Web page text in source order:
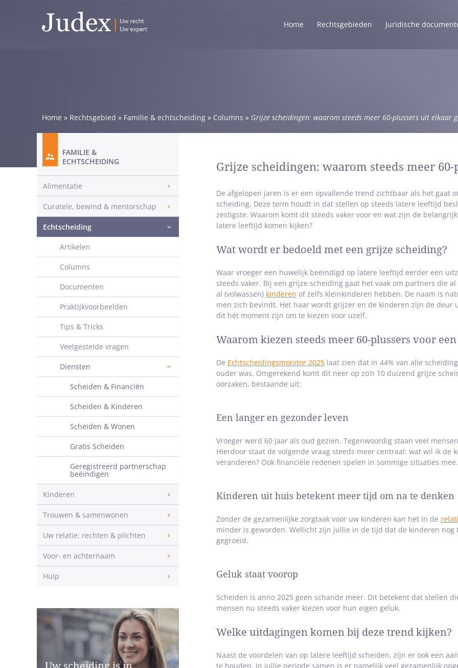
Home Rechtsgebieden Juridische
Home » Rechtsgebied » Familie & echtscheiding » Columns » Grijze scheidingen: waarom steeds meer 60-plussers uit elkaar
Grijze scheidingen: waarom steeds meer
De afgelopen jaren is er een opvallende trend zichtbaar als het gaat
scheiding. Deze term houdt in dat stellen op steeds latere leeftijd
zestigste. Waarom komt dit steeds vaker voor en wat zijn de
latere leeftijd komen kijken?
Wat wordt er bedoeld met een grijze scheiding?
Waar vroeger een huwelijk beëindigd op latere leeftijd eerder een
steeds vaker. Bij een grijze scheiding gaat het vaak om partners die
al (volwassen) kinderen of zelfs kleinkinderen hebben. De naam is
men zich bevindt. Het haar wordt grijzer en de kinderen zijn de deur
dit hét moment zijn om te kiezen voor uzelf.
Waarom kiezen steeds meer 60-plussers voor
De Echtscheidingsmonitor 2025laat zien dat in 44% van alle
ouder was. Omgerekend komt dit neer op zo’n 10 duizend grijze
oorzaken, bestaande uit:
Een langer en gezonder leven
Vroeger werd 60 jaar als oud gezien. Tegenwoordig staan veel
Hierdoor staat de volgende vraag steeds meer centraal: wat wil ik de
veranderen? Ook financiële redenen spelen in sommige situaties
Kinderen uit huis betekent meer tijd om na te denken
Zonder de gezamenlijke zorgtaak voor uw kinderen kan het in de
minder is geworden. Wellicht zijn jullie in de tijd dat de kinderen nog
gegroeid.
Geluk staat voorop
Scheiden is anno 2025 geen schande meer. Dit betekent dat stellen
mensen nu steeds vaker kiezen voor hun eigen geluk.
Welke uitdagingen komen bij deze trend kijken?
Naast de voordelen van op latere leeftijd scheiden, zijn er ook een
te houden. In jullie periode samen is er namelijk veel gezamenlijk
FAMILIE &
ECHTSCHEIDING
Alimentatie
Curatele, bewind & mentorschap
Echtscheiding
Artikelen
Columns
Documenten
Praktijkvoorbeelden
Tips & Tricks
Veelgestelde vragen
Diensten
Scheiden & Financiën
Scheiden & Kinderen
Scheiden & Wonen
Gratis Scheiden
Geregistreerd partnerschap
beëindigen
Kinderen
Trouwen & samenwonen
Uw relatie: rechten & plichten
Voor- en achternaam
Hulp